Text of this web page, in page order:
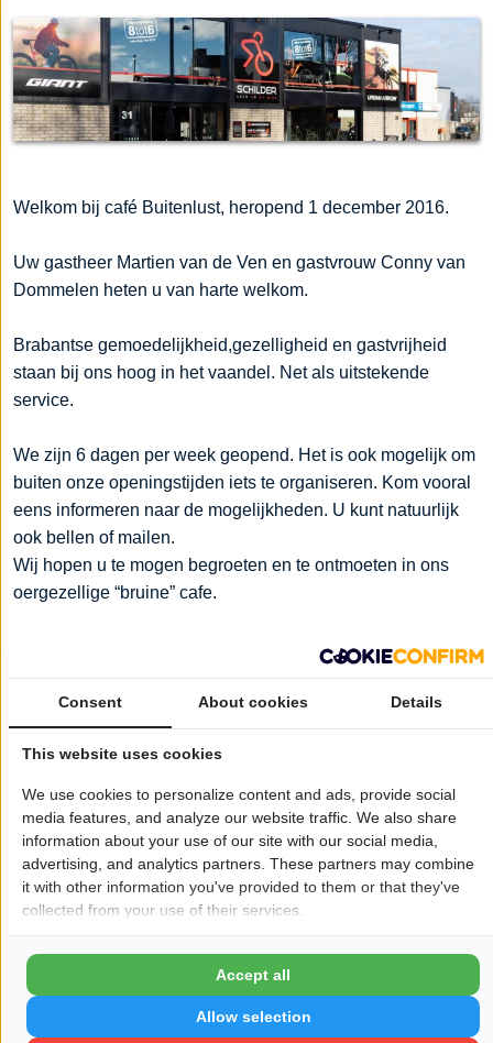
Welkom bij café Buitenlust, heropend 1 december 2016.
Uw gastheer Martien van de Ven en gastvrouw Conny van
Dommelen heten u van harte welkom.
Brabantse gemoedelijkheid,gezelligheid en gastvrijheid
staan bij ons hoog in het vaandel. Net als uitstekende
service.
We zijn 6 dagen per week geopend. Het is ook mogelijk om
buiten onze openingstijden iets te organiseren. Kom vooral
eens informeren naar de mogelijkheden. U kunt natuurlijk
ook bellen of mailen.
Wij hopen u te mogen begroeten en te ontmoeten in ons
oergezellige “bruine” cafe.
Bij ons proost u nooit alleen. Ook veel wandelaars en
fietsers verwelkomen wij met een gulle lach en Brabantse
gemoedelijkheid. Naast een hapje of een drankje, bent u
ook voor feesten en partijen bij ons aan het juiste adres.
Wil je dat jouw bedrijf hier ook staat?Meld je aan!
Pagina delen op:
Openingstijden
Maandag:
16:00 - 01:00
Consent About cookies Details
This website uses cookies
We use cookies to personalize content and ads, provide social
media features, and analyze our website traffic. We also share
information about your use of our site with our social media,
advertising, and analytics partners. These partners may combine
it with other information you've provided to them or that they've
collected from your use of their services.
Allow selection
Accept all